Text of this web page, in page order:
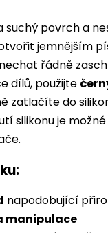
suchý povrch a
jemnějším
řádně
dílů, použijte
zatlačíte do
silikonu je
napodobující
manipulace